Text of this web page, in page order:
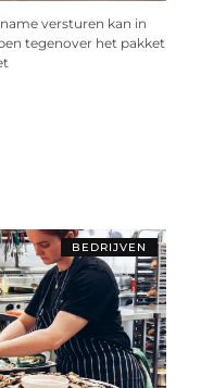
versturen kan in
tegenover het pakket
BEDRIJVEN